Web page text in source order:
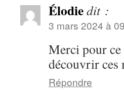
Élodiedit :
3 mars 2024 à
Merci pour ce
découvrir ces
Répondre